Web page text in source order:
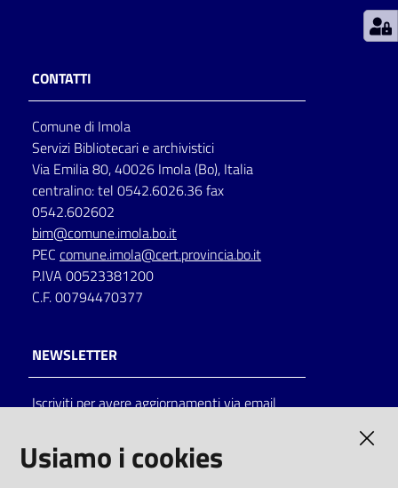
lettura
Seguici
su
Catalogo
Eventi
CONTATTI
Comune di Imola
Servizi Bibliotecari e archivistici
Via Emilia 80, 40026 Imola (Bo), Italia
centralino: tel 0542.6026.36 fax
0542.602602
bim@comune.imola.bo.it
PEC comune.imola@cert.provincia.bo.it
P.IVA 00523381200
C.F. 00794470377
NEWSLETTER
Iscriviti per avere aggiornamenti via email
Usiamo i cookies